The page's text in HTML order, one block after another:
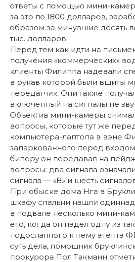
ответы с помощью мини-
за это по 1800 долларов,
образом за минувшие десять
тыс. долларов.
Перед тем как идти на
получения «коммерческих»
клиенты Филиппа надевали
в рукав которой были вшиты
передатчик. Они также
включенный на сигналы не
Объектив мини-камеры
вопросы, которые тут же
компьютера-лаптопа в вэне
запаркованного перед
биперу он передавал на
вопросы: два сигнала
сигнала — «В» и шесть
При обыске дома Нга в
шкафу спальни нашли
в подвале несколько мини-
его, когда он надел одну из
подосланного к нему агента
суть дела, помощник
прокурора Пол Такманн